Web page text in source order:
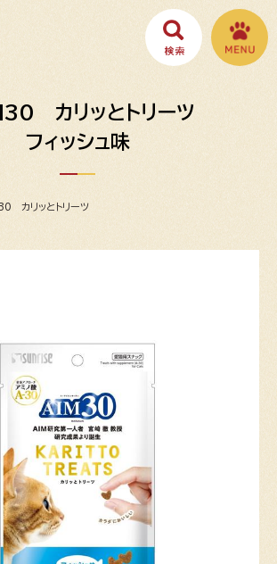
カリッとトリーツ
フィッシュ味
カリッとトリーツ